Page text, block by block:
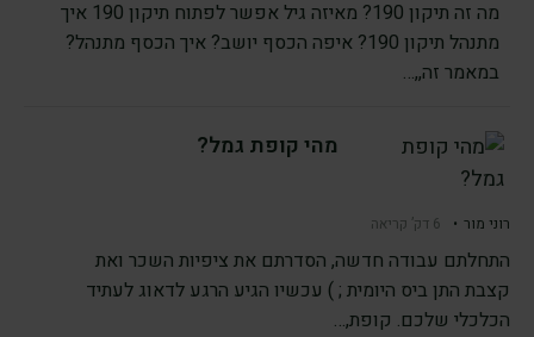
מה זה תיקון 190? מאיזה גיל אפשר לפתוח תיקון 190 איך
מתנהל תיקון 190? איפה הכסף יושב? איך הכסף מתנהל?
במאמר זה,,…
מהי קופת גמל?
רוני מור • 6 דק’ קריאה
התחלתם עבודה חדשה, הסדרתם את ציפיות השכר ואת
קצבת התן ביס היומית ; ) עכשיו הגיע הרגע לדאוג לעתיד
הכלכלי שלכם. קופת,…